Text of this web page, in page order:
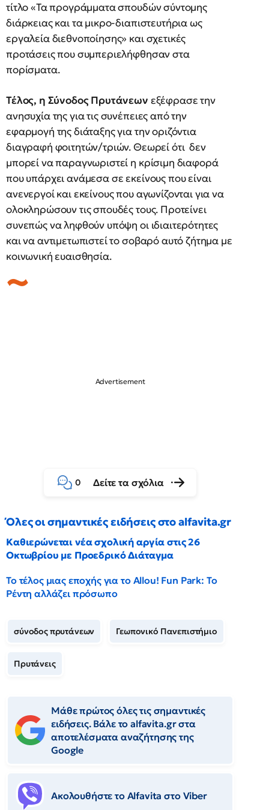
τίτλο «Τα προγράμματα σπουδών σύντομης
διάρκειας και τα μικρο-διαπιστευτήρια ως
εργαλεία διεθνοποίησης» και σχετικές
προτάσεις που συμπεριελήφθησαν στα
πορίσματα.
Τέλος, η Σύνοδος Πρυτάνεων εξέφρασε την
ανησυχία της για τις συνέπειες από την
εφαρμογή της διάταξης για την οριζόντια
διαγραφή φοιτητών/τριών. Θεωρεί ότι δεν
μπορεί να παραγνωριστεί η κρίσιμη διαφορά
που υπάρχει ανάμεσα σε εκείνους που είναι
ανενεργοί και εκείνους που αγωνίζονται για να
ολοκληρώσουν τις σπουδές τους. Προτείνει
συνεπώς να ληφθούν υπόψη οι ιδιαιτερότητες
και να αντιμετωπιστεί το σοβαρό αυτό ζήτημα με
κοινωνική ευαισθησία.
0 Δείτε τα σχόλια
Όλες οι σημαντικές ειδήσεις στο alfavita.gr
Καθιερώνεται νέα σχολική αργία στις 26
Οκτωβρίου με Προεδρικό Διάταγμα
Το τέλος μιας εποχής για το Allou! Fun Park: Το
Ρέντη αλλάζει πρόσωπο
σύνοδος πρυτάνεων Γεωπονικό Πανεπιστήμιο
Πρυτάνεις
Μάθε πρώτος όλες τις σημαντικές
ειδήσεις. Βάλε το alfavita.gr στα
αποτελέσματα αναζήτησης της
Google
Ακολουθήστε το Αlfavita στο Viber